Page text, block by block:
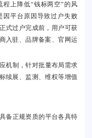
程上降低“钱标两空”的风
因平台原因导致过户失败
式过户完成前，用户可获
入驻、品牌备案、官网运
机制，针对批量布局需求
续展、监测、维权等增值
备正规资质的平台各具特